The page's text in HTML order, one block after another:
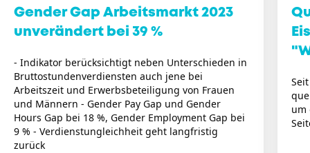
Gender Gap Arbeitsmarkt 2023
unverändert bei 39 %
- Indikator berücksichtigt neben Unterschieden in
Bruttostundenverdiensten auch jene bei
Arbeitszeit und Erwerbsbeteiligung von Frauen
und Männern - Gender Pay Gap und Gender
Hours Gap bei 18 %, Gender Employment Gap bei
9 % - Verdienstungleichheit geht langfristig
zurück
um